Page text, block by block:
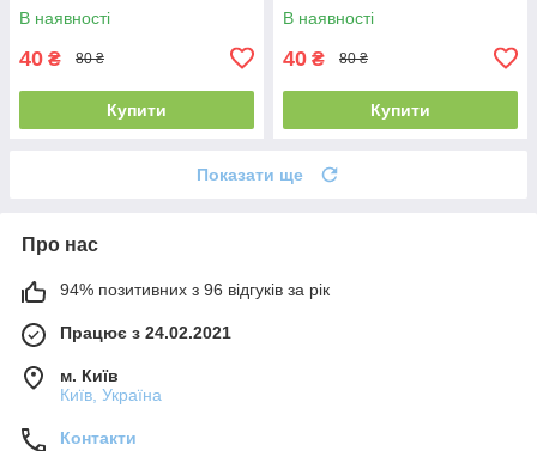
В наявності
40 ₴ 80 ₴
Купити
В наявності
40 ₴ 80 ₴
Купити
Показати ще
Про нас
94% позитивних з 96 відгуків за рік
Працює з 24.02.2021
м. Київ
Київ, Україна
Контакти